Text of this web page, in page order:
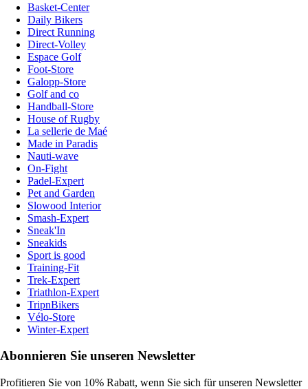
Basket-Center
Daily Bikers
Direct Running
Direct-Volley
Espace Golf
Foot-Store
Galopp-Store
Golf and co
Handball-Store
House of Rugby
La sellerie de Maé
Made in Paradis
Nauti-wave
On-Fight
Padel-Expert
Pet and Garden
Slowood Interior
Smash-Expert
Sneak'In
Sneakids
Sport is good
Training-Fit
Trek-Expert
Triathlon-Expert
TripnBikers
Vélo-Store
Winter-Expert
Abonnieren Sie unseren Newsletter
Profitieren Sie von 10% Rabatt, wenn Sie sich für unseren Newsletter